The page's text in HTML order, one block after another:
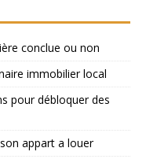
conclue ou non
immobilier local
pour débloquer des
appart a louer